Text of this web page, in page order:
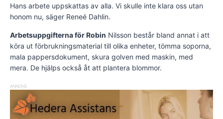
Hans arbete uppskattas av alla. Vi skulle inte klara oss utan
honom nu, säger Reneé Dahlin.
Arbetsuppgifterna för Robin Nilsson består bland annat i att
köra ut förbrukningsmaterial till olika enheter, tömma soporna,
mala pappersdokument, skura golven med maskin, med
mera. De hjälps också åt att plantera blommor.
ANNONS